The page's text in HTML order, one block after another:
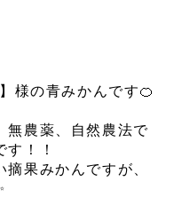
様の青みかんです🍊
無農薬、自然農法で
！！
果みかんですが、